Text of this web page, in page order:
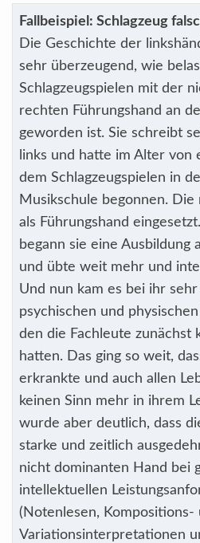
Fallbeispiel: Schlagzeug
Die Geschichte der
sehr überzeugend, wie
Schlagzeugspielen mit der
rechten Führungshand an
geworden ist. Sie schreibt
links und hatte im Alter von
dem Schlagzeugspielen in
Musikschule begonnen.
als Führungshand
begann sie eine Ausbildung
und übte weit mehr und
Und nun kam es bei ihr
psychischen und
den die Fachleute zunächst
hatten. Das ging so weit,
erkrankte und auch allen
keinen Sinn mehr in ihrem
wurde aber deutlich, dass
starke und zeitlich
nicht dominanten Hand bei
intellektuellen
(Notenlesen, Kompositions-
Variationsinterpretationen